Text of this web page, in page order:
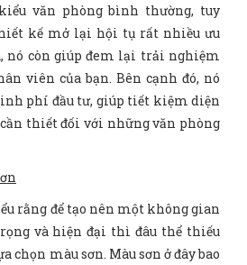
văn phòng bình thường, tuy
kế mở lại hội tụ rất nhiều ưu
nó còn giúp đem lại trải nghiệm
viên của bạn. Bên cạnh đó, nó
phí đầu tư, giúp tiết kiệm diện
thiết đối với những văn phòng
rằng để tạo nên một không gian
và hiện đại thì đâu thể thiếu
chọn màu sơn. Màu sơn ở đây bao